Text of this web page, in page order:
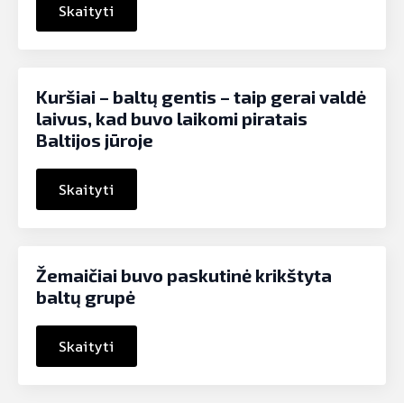
Skaityti
Kuršiai – baltų gentis – taip gerai valdė
laivus, kad buvo laikomi piratais
Baltijos jūroje
Skaityti
Žemaičiai buvo paskutinė krikštyta
baltų grupė
Skaityti